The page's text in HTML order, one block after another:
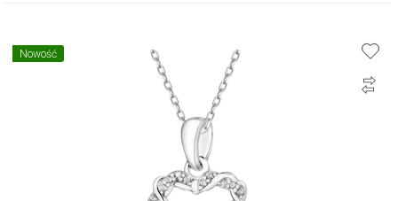
Nowość